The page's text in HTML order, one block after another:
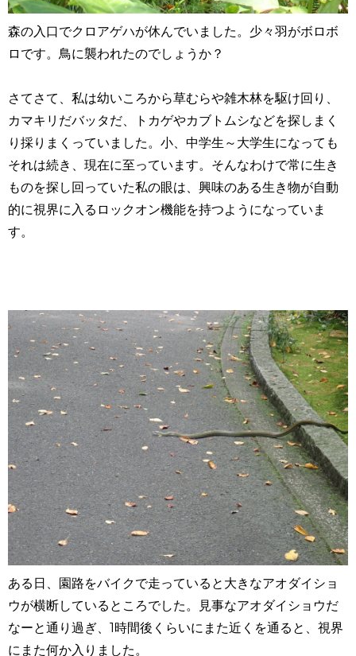
森の入口でクロアゲハが休んでいました。少々羽がボロボ
ロです。鳥に襲われたのでしょうか？
さてさて、私は幼いころから草むらや雑木林を駆け回り、
カマキリだバッタだ、トカゲやカブトムシなどを探しまく
り採りまくっていました。小、中学生～大学生になっても
それは続き、現在に至っています。そんなわけで常に生き
ものを探し回っていた私の眼は、興味のある生き物が自動
的に視界に入るロックオン機能を持つようになっていま
す。
ある日、園路をバイクで走っていると大きなアオダイショ
ウが横断しているところでした。見事なアオダイショウだ
なーと通り過ぎ、1時間後くらいにまた近くを通ると、視界
にまた何か入りました。